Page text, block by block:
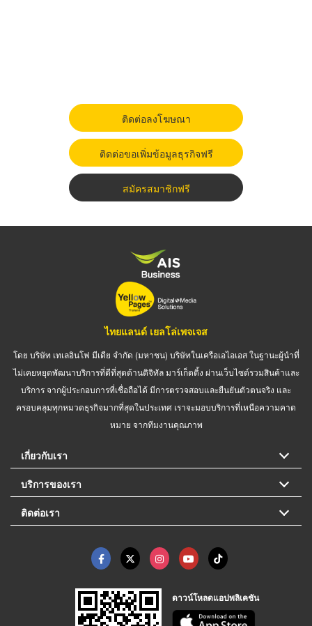
ติดต่อลงโฆษณา
ติดต่อขอเพิ่มข้อมูลธุรกิจฟรี
สมัครสมาชิกฟรี
ไทยแลนด์ เยลโล่เพจเจส
โดย บริษัท เทเลอินโฟ มีเดีย จำกัด (มหาชน) บริษัทในเครือเอไอเอส ในฐานะผู้นำที่
ไม่เคยหยุดพัฒนาบริการที่ดีที่สุดด้านดิจิทัล มาร์เก็ตติ้ง ผ่านเว็บไซต์รวมสินค้าและ
บริการ จากผู้ประกอบการที่เชื่อถือได้ มีการตรวจสอบและยืนยันตัวตนจริง และ
ครอบคลุมทุกหมวดธุรกิจมากที่สุดในประเทศ เราจะมอบบริการที่เหนือความคาด
หมาย จากทีมงานคุณภาพ
เกี่ยวกับเรา
บริการของเรา
ติดต่อเรา
ดาวน์โหลดแอปพลิเคชัน